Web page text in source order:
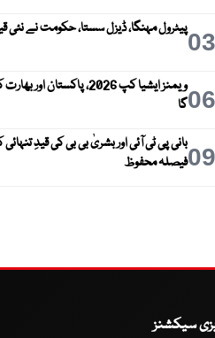
03پیٹرول مہنگا، ڈیزل سستا، حکومت نے نئی
06
ویمنز ایشیا کپ 2026،
گا
09بانی پی ٹی آئی اور بشریٰ بی بی کی قیدِ
فیصلہ محفوظ
سیکشنز